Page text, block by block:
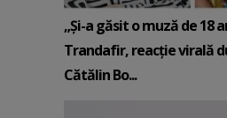
„Și-a găsit o muză de 18
Trandafir, reacție virală
Cătălin Bo...